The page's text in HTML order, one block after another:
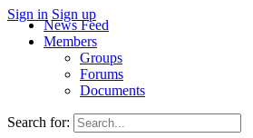
Sign in Sign up
News Feed
Members
Groups
Forums
Documents
Search for: